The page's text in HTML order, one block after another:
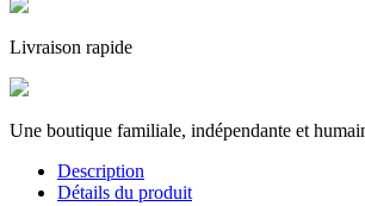
Livraison rapide
Une boutique familiale, indépendante et
Description
Détails du produit